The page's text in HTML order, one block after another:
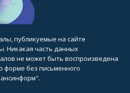
публикуемые на сайте
Никакая часть данных
не может быть воспроизведена
форме без письменного